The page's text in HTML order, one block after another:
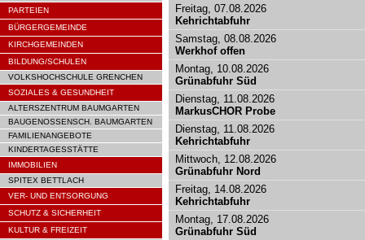
PARTEIEN
BÜRGERGEMEINDE
KIRCHGEMEINDEN
BILDUNG/SCHULEN
VOLKSHOCHSCHULE GRENCHEN
SOZIALES & GESUNDHEIT
ALTERSZENTRUM BAUMGARTEN
BAUGENOSSENSCH. BAUMGARTEN
FAMILIENANGEBOTE
KINDERTAGESSTÄTTE
IMMOBILIEN
SPITEX BETTLACH
VER- UND ENTSORGUNG
SCHUTZ & SICHERHEIT
KULTUR & FREIZEIT
Freitag, 07.08.2026
Kehrichtabfuhr
Samstag, 08.08.2026
Werkhof offen
Montag, 10.08.2026
Grünabfuhr Süd
Dienstag, 11.08.2026
MarkusCHOR Probe
Dienstag, 11.08.2026
Kehrichtabfuhr
Mittwoch, 12.08.2026
Grünabfuhr Nord
Freitag, 14.08.2026
Kehrichtabfuhr
Montag, 17.08.2026
Grünabfuhr Süd